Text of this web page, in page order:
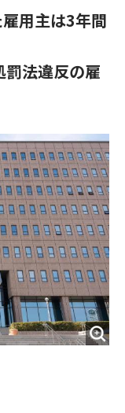
u
n
用主は3年間
法違反の雇